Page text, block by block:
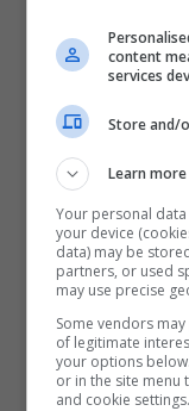
content
services
Store and/
Learn more
Your personal
your device
data) may be
partners, or used
may use precise
Some vendors
of legitimate
your options
or in the site menu
and cookie settings.